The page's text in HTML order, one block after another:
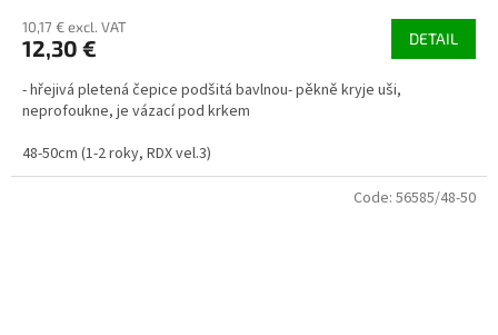
10,17 € excl. VAT
12,30 € DETAIL
- hřejivá pletená čepice podšitá bavlnou- pěkně kryje uši,
neprofoukne, je vázací pod krkem
48-50cm (1-2 roky, RDX vel.3)
Code: 56585/48-50